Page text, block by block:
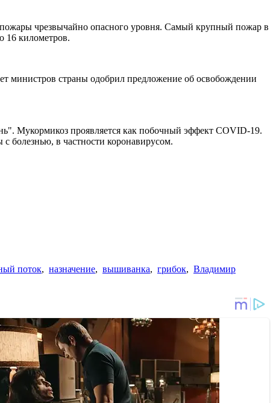
чрезвычайно опасного уровня. Самый крупный пожар в
16 километров.
министров страны одобрил предложение об освобождении
Мукормикоз проявляется как побочный эффект COVID-19.
болезнью, в частности коронавирусом.
поток, назначение, вышиванка, грибок, Владимир